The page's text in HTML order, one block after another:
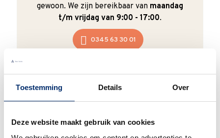
Toestemming Details Over
Deze website maakt gebruik van cookies
gewoon. We zijn bereikbaar van maandag
t/m vrijdag van 9:00 - 17:00.
0345 63 30 01
We verpakken onze producten zorgvuldig